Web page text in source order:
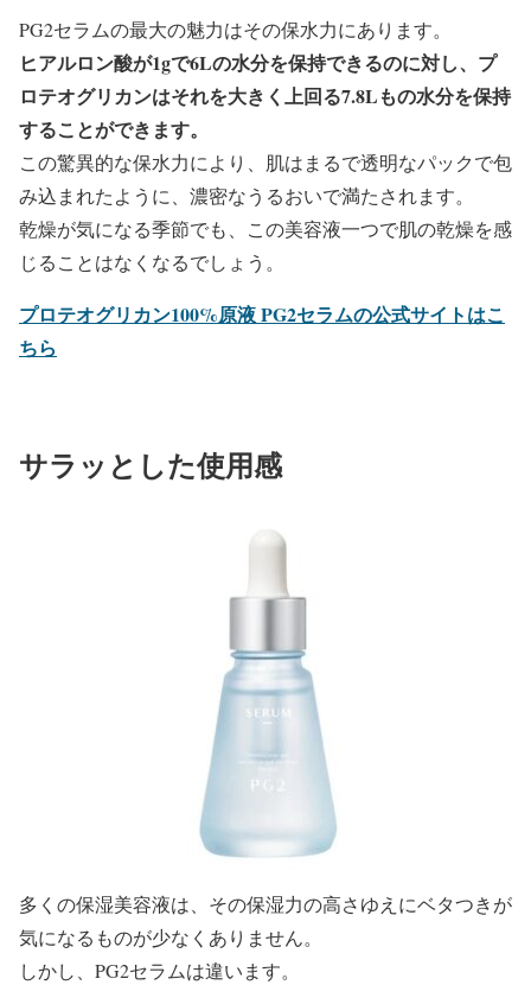
PG2セラムの最大の魅力はその保水力にあります。
ヒアルロン酸が1gで6Lの水分を保持できるのに対し、プ
ロテオグリカンはそれを大きく上回る7.8Lもの水分を保持
することができます。
この驚異的な保水力により、肌はまるで透明なパックで包
み込まれたように、濃密なうるおいで満たされます。
乾燥が気になる季節でも、この美容液一つで肌の乾燥を感
じることはなくなるでしょう。
プロテオグリカン100%原液 PG2セラムの公式サイトはこ
ちら
サラッとした使用感
多くの保湿美容液は、その保湿力の高さゆえにベタつきが
気になるものが少なくありません。
しかし、PG2セラムは違います。